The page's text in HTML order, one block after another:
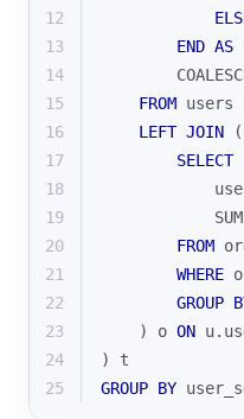
12
13
END AS
14
15
FROM users
16
LEFT JOIN (
17
SELECT
18
19
SUM
20
FROM
21
WHERE
22
GROUP
23
    ) o
ON
24
) t
25
GROUP BY